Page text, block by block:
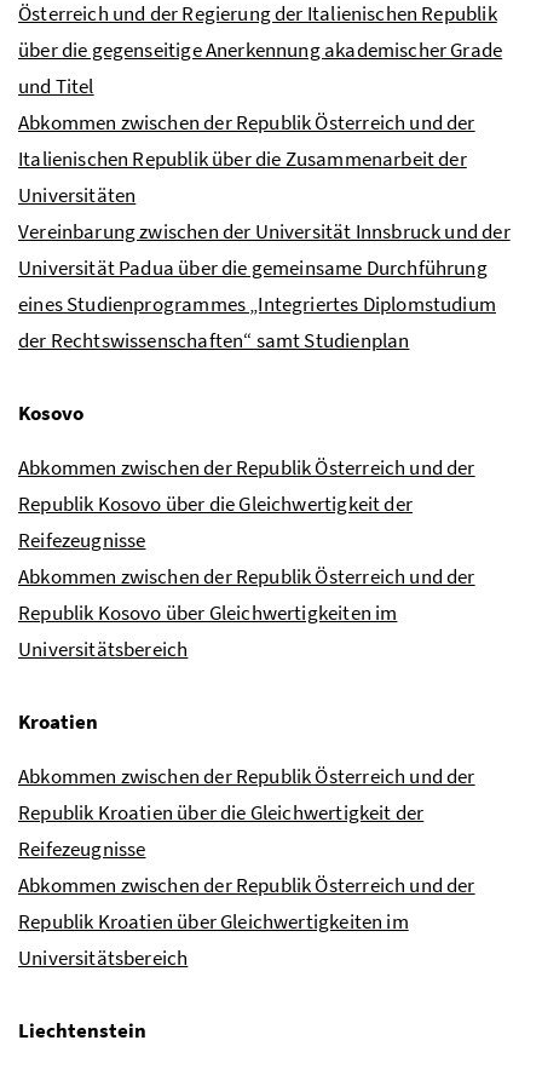
Österreich und der Regierung der Italienischen Republik
über die gegenseitige Anerkennung akademischer Grade
und Titel
Abkommen zwischen der Republik Österreich und der
Italienischen Republik über die Zusammenarbeit der
Universitäten
Vereinbarung zwischen der Universität Innsbruck und der
Universität Padua über die gemeinsame Durchführung
eines Studienprogrammes „Integriertes Diplomstudium
der Rechtswissenschaften“ samt Studienplan
Kosovo
Abkommen zwischen der Republik Österreich und der
Republik Kosovo über die Gleichwertigkeit der
Reifezeugnisse
Abkommen zwischen der Republik Österreich und der
Republik Kosovo über Gleichwertigkeiten im
Universitätsbereich
Kroatien
Abkommen zwischen der Republik Österreich und der
Republik Kroatien über die Gleichwertigkeit der
Reifezeugnisse
Abkommen zwischen der Republik Österreich und der
Republik Kroatien über Gleichwertigkeiten im
Universitätsbereich
Liechtenstein